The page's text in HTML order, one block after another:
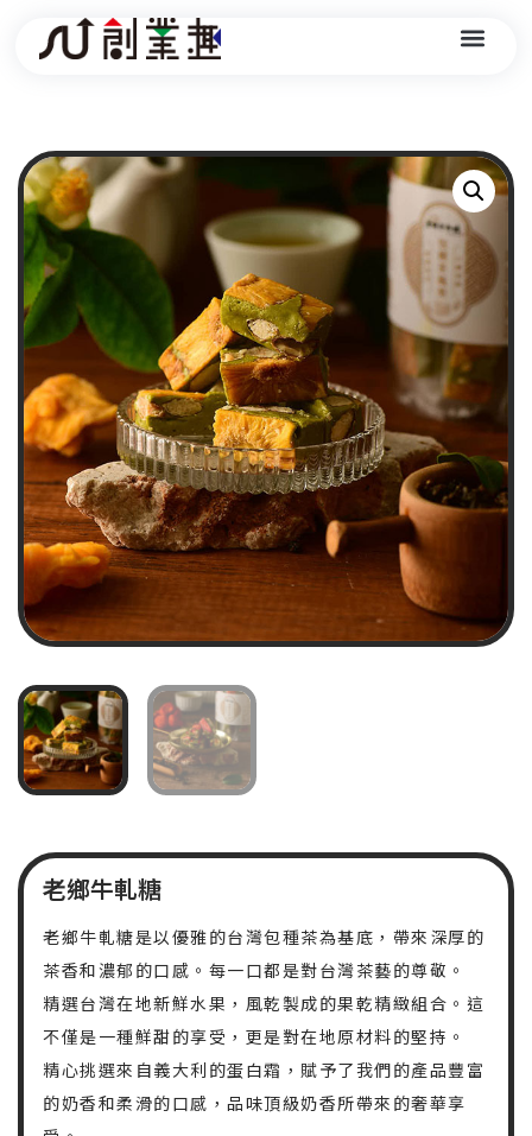
老鄉牛軋糖
老鄉牛軋糖是以優雅的台灣包種茶為基底，帶來深厚的
茶香和濃郁的口感。每一口都是對台灣茶藝的尊敬。
精選台灣在地新鮮水果，風乾製成的果乾精緻組合。這
不僅是一種鮮甜的享受，更是對在地原材料的堅持。
精心挑選來自義大利的蛋白霜，賦予了我們的產品豐富
的奶香和柔滑的口感，品味頂級奶香所帶來的奢華享